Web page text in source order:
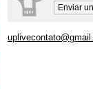
Enviar